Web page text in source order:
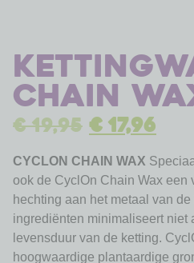
chain
€19,95 €17,96
CYCLON CHAIN WAX
ook de CyclOn Chain Wax een
hechting aan het metaal van
ingrediënten minimaliseert niet
levensduur van de ketting.
hoogwaardige plantaardige